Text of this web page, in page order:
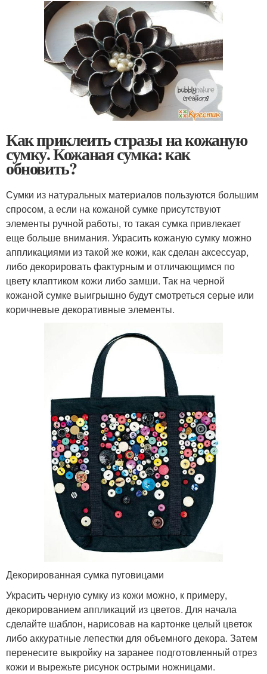
Как приклеить стразы на кожаную
сумку. Кожаная сумка: как
обновить?
Сумки из натуральных материалов пользуются большим
спросом, а если на кожаной сумке присутствуют
элементы ручной работы, то такая сумка привлекает
еще больше внимания. Украсить кожаную сумку можно
аппликациями из такой же кожи, как сделан аксессуар,
либо декорировать фактурным и отличающимся по
цвету клаптиком кожи либо замши. Так на черной
кожаной сумке выигрышно будут смотреться серые или
коричневые декоративные элементы.
Декорированная сумка пуговицами
Украсить черную сумку из кожи можно, к примеру,
декорированием аппликаций из цветов. Для начала
сделайте шаблон, нарисовав на картонке целый цветок
либо аккуратные лепестки для объемного декора. Затем
перенесите выкройку на заранее подготовленный отрез
кожи и вырежьте рисунок острыми ножницами.